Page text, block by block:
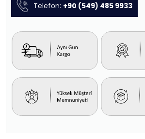
Telefon: +90 (549) 485 9933